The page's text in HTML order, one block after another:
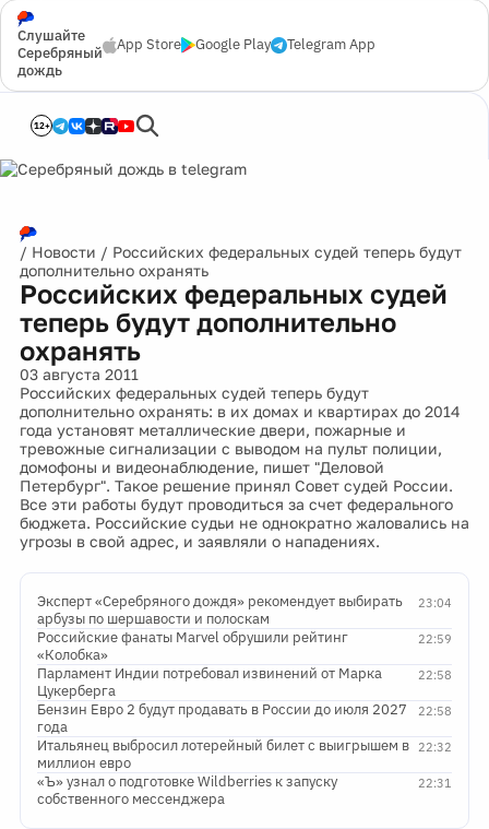
Слушайте
Серебряный
дождь
App Store Google Play Telegram App
12+
/ Новости / Российских федеральных судей теперь будут
дополнительно охранять
Российских федеральных судей
теперь будут дополнительно
охранять
03 августа 2011
Российских федеральных судей теперь будут
дополнительно охранять: в их домах и квартирах до 2014
года установят металлические двери, пожарные и
тревожные сигнализации с выводом на пульт полиции,
домофоны и видеонаблюдение, пишет "Деловой
Петербург". Такое решение принял Совет судей России.
Все эти работы будут проводиться за счет федерального
бюджета. Российские судьи не однократно жаловались на
угрозы в свой адрес, и заявляли о нападениях.
23:04
Эксперт «Серебряного дождя» рекомендует выбирать
арбузы по шершавости и полоскам
22:59
Российские фанаты Marvel обрушили рейтинг
«Колобка»
22:58
Парламент Индии потребовал извинений от Марка
Цукерберга
22:58
Бензин Евро 2 будут продавать в России до июля 2027
года
22:32
Итальянец выбросил лотерейный билет с выигрышем в
миллион евро
22:31
«Ъ» узнал о подготовке Wildberries к запуску
собственного мессенджера